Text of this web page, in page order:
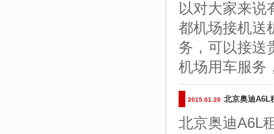
以对大家来说
都机场接机送
务，可以接送
机场用车服务
2015.01.20 北京奥迪A6L
北京奥迪A6L